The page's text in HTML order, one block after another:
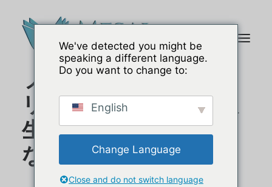
企業情報
プロジェクトからキャ
リアまで、私たちは人
生のあらゆる分野であ
なたと共にあります。
We've detected you might be
speaking a different language.
Do you want to change to:
English
Change Language
Close and do not switch language